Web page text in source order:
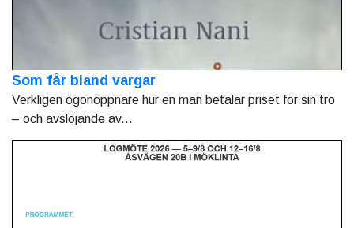
Som får bland vargar
Verkligen ögonöppnare hur en man betalar priset för sin tro
– och avslöjande av...